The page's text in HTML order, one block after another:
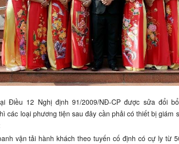
Điều 12 Nghị định 91/2009/NĐ-CP được sửa đổi
các loại phương tiện sau đây cần phải có thiết bị giám
vận tải hành khách theo tuyến cố định có cự ly từ